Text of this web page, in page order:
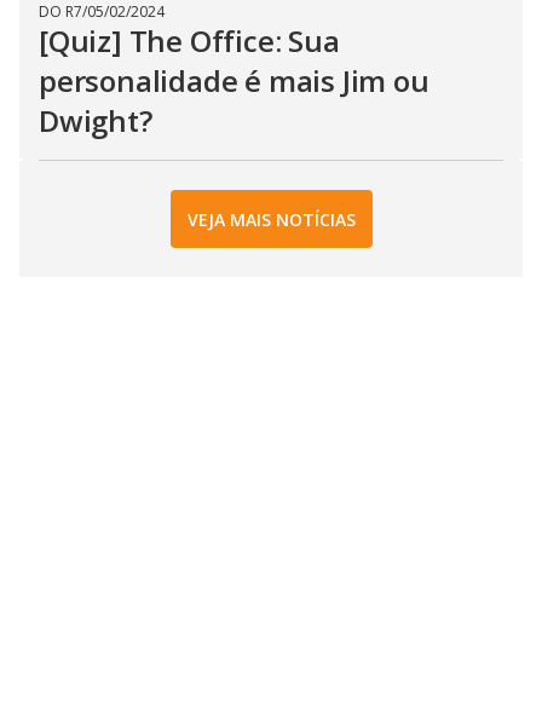
DO R7/05/02/2024
[Quiz] The Office: Sua
personalidade é mais Jim ou
Dwight?
VEJA MAIS NOTÍCIAS